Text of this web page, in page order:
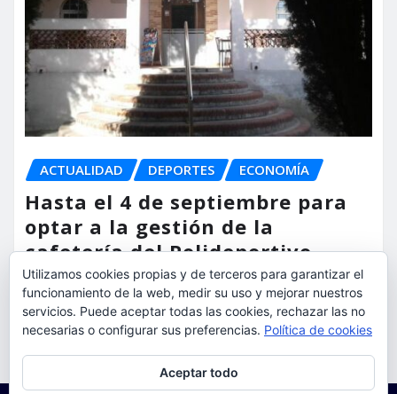
ACTUALIDAD DEPORTES ECONOMÍA
Hasta el 4 de septiembre para
optar a la gestión de la
cafetería del Polideportivo
Anabel Medina de Torrent
torrent al dia Ago 6, 2026
Utilizamos cookies propias y de terceros para garantizar el
funcionamiento de la web, medir su uso y mejorar nuestros
servicios. Puede aceptar todas las cookies, rechazar las no
necesarias o configurar sus preferencias. Política de cookies
Aceptar todo